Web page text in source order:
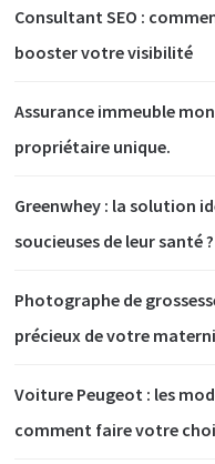
Consultant SEO :
booster votre visibilité
Assurance immeuble
propriétaire unique.
Greenwhey : la solution
soucieuses de leur santé ?
Photographe de
précieux de votre
Voiture Peugeot : les
comment faire votre